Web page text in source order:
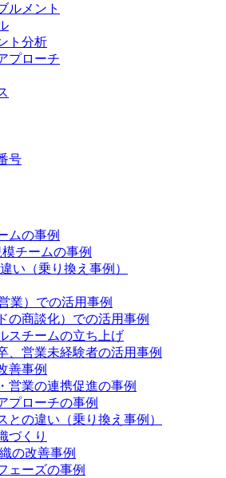
ルメント
ト分析
プローチ
号
ムの事例
チームの事例
い（乗り換え事例）
業）での活用事例
の商談化）での活用事例
スチームの立ち上げ
、営業未経験者の活用事例
善事例
営業の連携促進の事例
プローチの事例
との違い（乗り換え事例）
づくり
の改善事例
ェーズの事例